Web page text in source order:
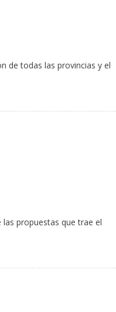
de todas las provincias y el
propuestas que trae el